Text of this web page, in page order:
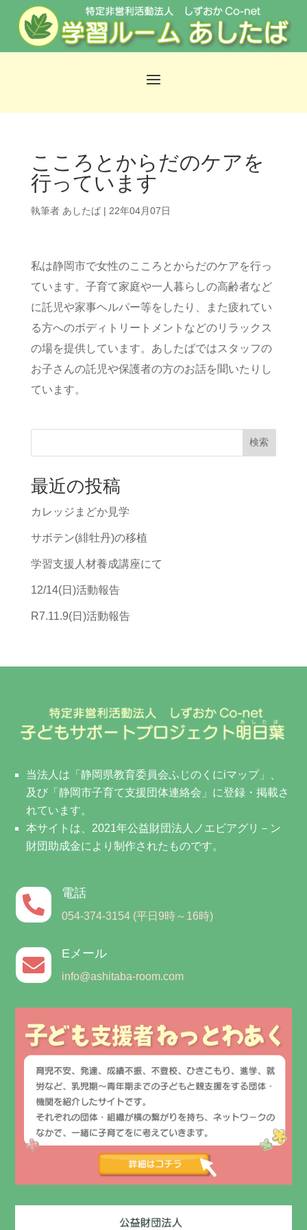
こころとからだのケアを
行っています
執筆者 あしたば| 22年04月07日
私は静岡市で女性のこころとからだのケアを行っ
ています。子育て家庭や一人暮らしの高齢者など
に託児や家事ヘルパー等をしたり、また疲れてい
る方へのボディトリートメントなどのリラックス
の場を提供しています。あしたばではスタッフの
お子さんの託児や保護者の方のお話を聞いたりし
ています。
検索
最近の投稿
カレッジまどか見学
サボテン(緋牡丹)の移植
学習支援人材養成講座にて
12/14(日)活動報告
R7.11.9(日)活動報告
当法人は「静岡県教育委員会ふじのくにiマップ」、
及び「静岡市子育て支援団体連絡会」に登録・掲載さ
れています。
本サイトは、2021年公益財団法人ノエビアグリ－ン
財団助成金により制作されたものです。

電話
054-374-3154 (平日9時～16時)

Eメール
info@ashitaba-room.com